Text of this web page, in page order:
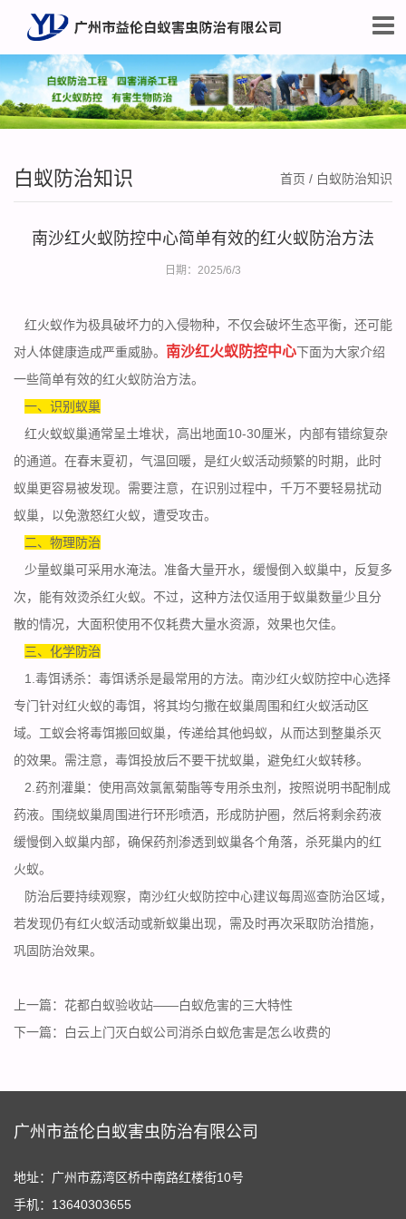
白蚁防治知识 首页 / 白蚁防治知识
南沙红火蚁防控中心简单有效的红火蚁防治方法
日期：2025/6/3
红火蚁作为极具破坏力的入侵物种，不仅会破坏生态平衡，还可能
对人体健康造成严重威胁。 南沙红火蚁防控中心下面为大家介绍
一些简单有效的红火蚁防治方法。
一、识别蚁巢
红火蚁蚁巢通常呈土堆状，高出地面10-30厘米，内部有错综复杂
的通道。在春末夏初，气温回暖，是红火蚁活动频繁的时期，此时
蚁巢更容易被发现。需要注意，在识别过程中，千万不要轻易扰动
蚁巢，以免激怒红火蚁，遭受攻击。
二、物理防治
少量蚁巢可采用水淹法。准备大量开水，缓慢倒入蚁巢中，反复多
次，能有效烫杀红火蚁。不过，这种方法仅适用于蚁巢数量少且分
散的情况，大面积使用不仅耗费大量水资源，效果也欠佳。
三、化学防治
1.毒饵诱杀： 毒饵诱杀是最常用的方法。南沙红火蚁防控中心选择
专门针对红火蚁的毒饵，将其均匀撒在蚁巢周围和红火蚁活动区
域。工蚁会将毒饵搬回蚁巢，传递给其他蚂蚁，从而达到整巢杀灭
的效果。需注意，毒饵投放后不要干扰蚁巢，避免红火蚁转移。
2.药剂灌巢：使用高效氯氰菊酯等专用杀虫剂，按照说明书配制成
药液。围绕蚁巢周围进行环形喷洒，形成防护圈，然后将剩余药液
缓慢倒入蚁巢内部，确保药剂渗透到蚁巢各个角落，杀死巢内的红
火蚁。
防治后要持续观察，南沙红火蚁防控中心建议每周巡查防治区域，
若发现仍有红火蚁活动或新蚁巢出现，需及时再次采取防治措施，
巩固防治效果。
上一篇： 花都白蚁验收站——白蚁危害的三大特性
下一篇：
白云上门灭白蚁公司消杀白蚁危害是怎么收费的
广州市益伦白蚁害虫防治有限公司
地址：广州市荔湾区桥中南路红楼街10号
手机：13640303655